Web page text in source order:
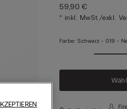
59,90 €
* inkl. MwSt./exkl.
Farbe: Schwarz -019 -